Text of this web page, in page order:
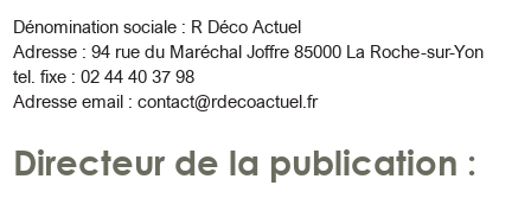
Dénomination sociale : R Déco Actuel
Adresse : 94 rue du Maréchal Joffre 85000 La Roche-sur-Yon
tel. fixe : 02 44 40 37 98
Adresse email :contact@rdecoactuel.fr
Directeur de la publication :